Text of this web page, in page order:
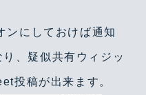
ンにしておけば通知
、疑似共有ウィジッ
投稿が出来ます。